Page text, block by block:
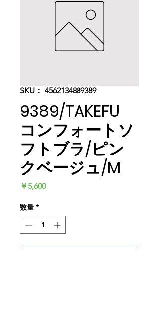
SKU： 4562134889389
9389/TAKEFU
コンフォートソ
フトブラ/ピン
クベージュ/M
￥5,600価
数量 *